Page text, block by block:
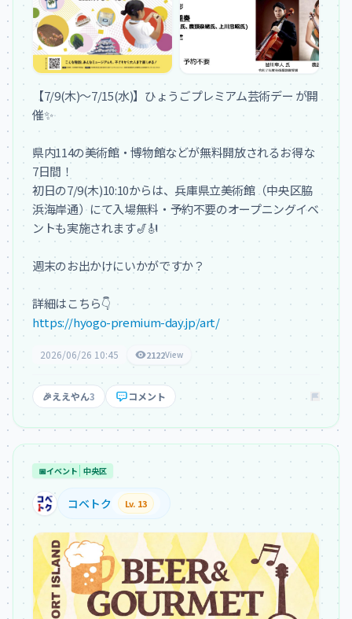
【7/9(木)〜7/15(水)】ひょうごプレミアム芸術デー が開
催✨
県内114の美術館・博物館などが無料開放されるお得な
7日間！
初日の7/9(木)10:10からは、兵庫県立美術館（中央区脇
浜海岸通）にて入場無料・予約不要のオープニングイベ
ントも実施されます🎷🎻
週末のお出かけにいかがですか？
https://hyogo-premium-day.jp/art/
2026/06/26 10:45 2122View
🎉ええやん3 コメント
📅イベント 中央区
コベトク Lv. 13